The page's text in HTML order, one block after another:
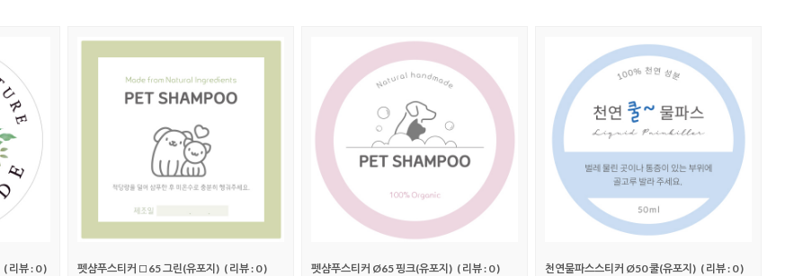
( 리뷰 : 0 )
펫샴푸스티커 □65 그린(유포지) ( 리뷰 : 0 )
펫샴푸스티커 Ø65 핑크(유포지) ( 리뷰 : 0 )
천연물파스스티커 Ø50 쿨(유포지) ( 리뷰 : 0 )